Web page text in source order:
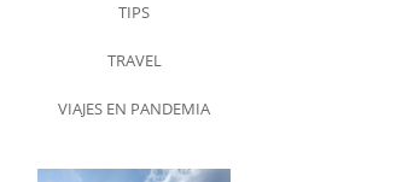
TIPS
TRAVEL
VIAJES EN PANDEMIA